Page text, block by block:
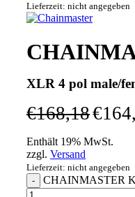
Lieferzeit: nicht angegeben
XLR 4 pol male/
€168,18€
Enthält 19% MwSt.
zzgl. Versand
Lieferzeit: nicht angegeben
CHAINMASTER